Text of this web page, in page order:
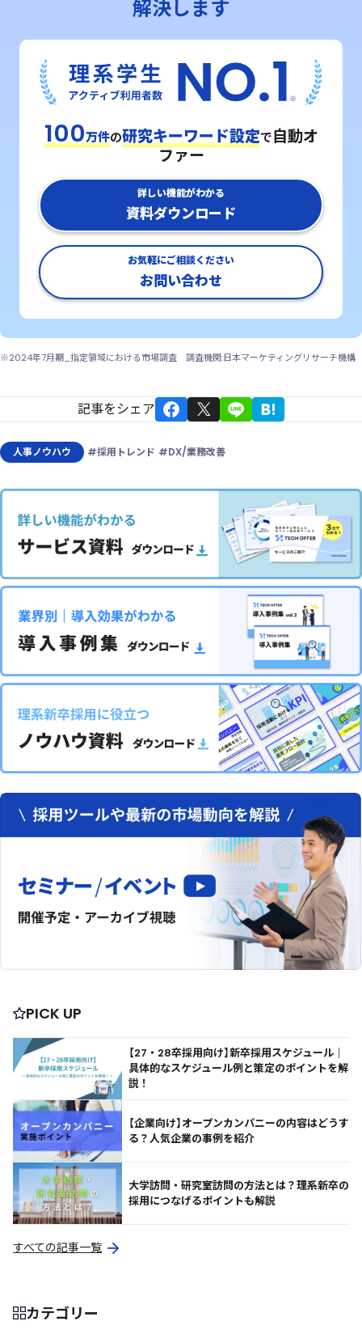
解決します
100万件の研究キーワード設定で自動オ
ファー
詳しい機能がわかる
資料ダウンロード
お気軽にご相談ください
お問い合わせ
※2024年7月期_指定領域における市場調査 調査機関:日本マーケティングリサーチ機構
記事をシェア
人事ノウハウ #採用トレンド #DX/業務改善
PICK UP
【27・28卒採用向け】新卒採用スケジュール｜
具体的なスケジュール例と策定のポイントを解
説！
【企業向け】オープンカンパニーの内容はどうす
る？人気企業の事例を紹介
大学訪問・研究室訪問の方法とは？理系新卒の
採用につなげるポイントも解説
すべての記事一覧
カテゴリー